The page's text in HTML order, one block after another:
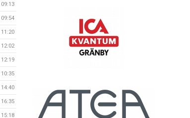
09:13
09:54
11:20
12:02
12:19
10:35
14:40
16:35
15:18